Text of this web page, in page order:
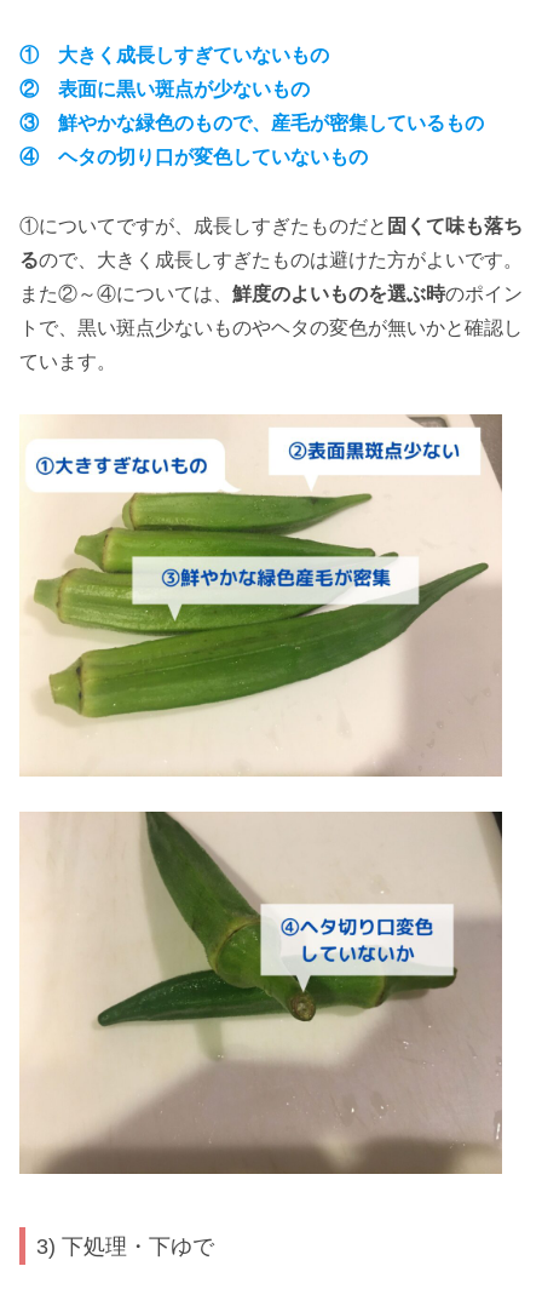
① 大きく成長しすぎていないもの
② 表面に黒い斑点が少ないもの
③ 鮮やかな緑色のもので、 産毛が密集しているもの
④ ヘタの切り口が変色していないもの
①についてですが、成長しすぎたものだと 固くて味も落ち
るので、大きく成長しすぎたものは避けた方がよいです。
また②～④については、 鮮度のよいものを選ぶ時のポイン
トで、黒い斑点少ないものやヘタの変色が無いかと確認し
ています。
3) 下処理・下ゆで